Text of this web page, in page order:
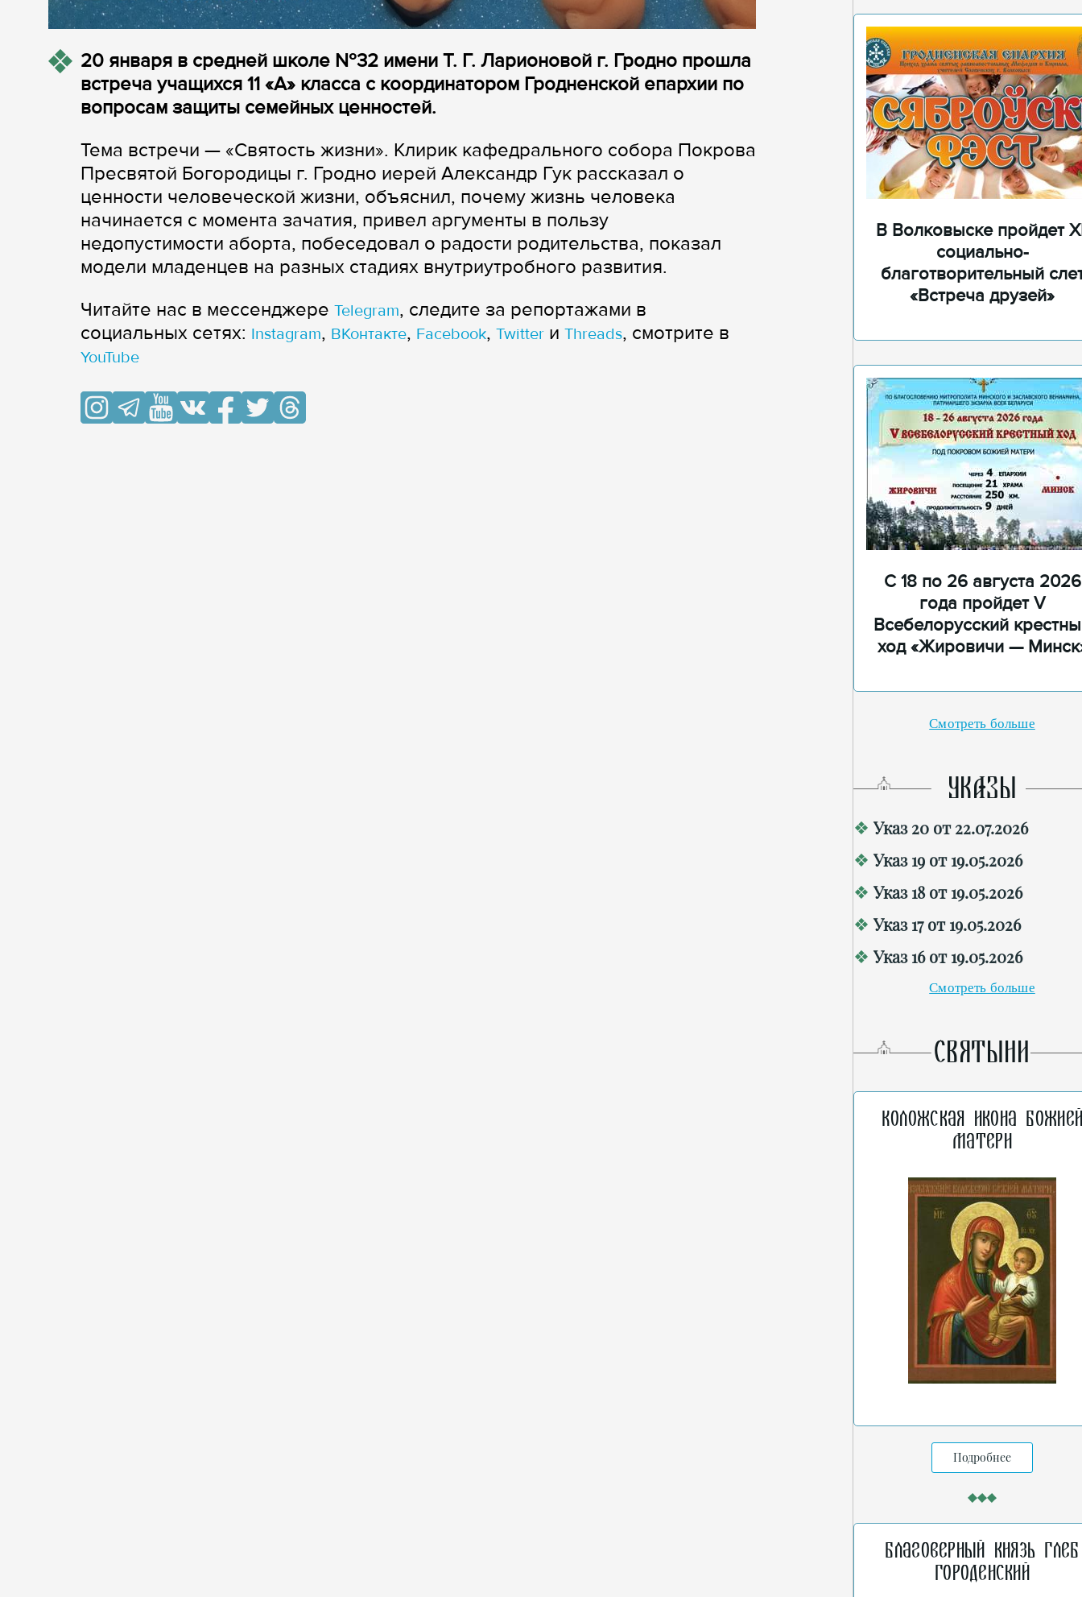
20 января в средней школе №32 имени Т. Г. Ларионовой г. Гродно прошла
встреча учащихся 11 «А» класса с координатором Гродненской епархии по
вопросам защиты семейных ценностей.
Тема встречи — «Святость жизни». Клирик кафедрального собора Покрова
Пресвятой Богородицы г. Гродно иерей Александр Гук рассказал о
ценности человеческой жизни, объяснил, почему жизнь человека
начинается с момента зачатия, привел аргументы в пользу
недопустимости аборта, побеседовал о радости родительства, показал
модели младенцев на разных стадиях внутриутробного развития.
Читайте нас в мессенджере Telegram, следите за репортажами в
cоциальных сетях: Instagram, ВКонтакте, Facebook, Twitter и Threads, смотрите в
YouTube
В Волковыске пройдет
социально-
благотворительный
«Встреча друзей»
С 18 по 26 августа 2026
года пройдет V
Всебелорусский
ход «Жировичи —
Смотреть больше
УКАЗЫ
Указ 20 от 22.07.2026
Указ 19 от 19.05.2026
Указ 18 от 19.05.2026
Указ 17 от 19.05.2026
Указ 16 от 19.05.2026
Смотреть больше
СВЯТЫНИ
Коложская икона
Матери
Подробнее
Благоверный князь Глеб
Городенский